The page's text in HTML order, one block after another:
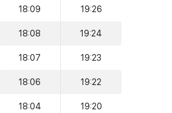
18:09 19:26
18:08 19:24
18:07 19:23
18:06 19:22
18:04 19:20